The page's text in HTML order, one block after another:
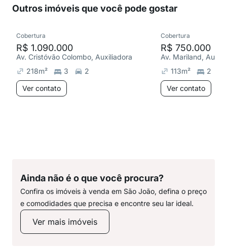
Outros imóveis que você pode gostar
Cobertura
R$ 1.090.000
Av. Cristóvão Colombo, Auxiliadora
218m² 3
2
Ver contato
Cobertura
R$ 750.000
Av. Mariland,
113m²
2
Ver contato
Ainda não é o que você procura?
Confira os imóveis à venda em São João, defina o preço
e comodidades que precisa e encontre seu lar ideal.
Ver mais imóveis